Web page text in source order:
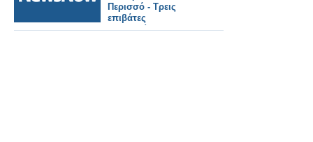
Περισσό - Τρεις
επιβάτες
τραυματίστηκαν